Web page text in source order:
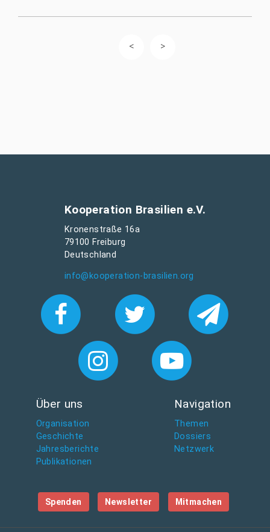
Kooperation Brasilien e.V.
Kronenstraße 16a
79100 Freiburg
Deutschland
info@kooperation-brasilien.org
Über uns
Organisation
Geschichte
Jahresberichte
Publikationen
Navigation
Themen
Dossiers
Netzwerk
Spenden Newsletter Mitmachen